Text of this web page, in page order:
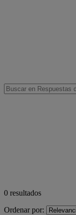
0 resultados
Ordenar por: